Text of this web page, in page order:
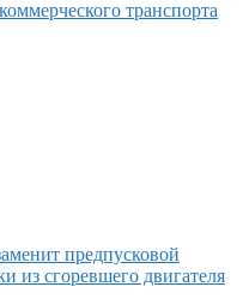
транспорта
предпусковой
из сгоревшего двигателя